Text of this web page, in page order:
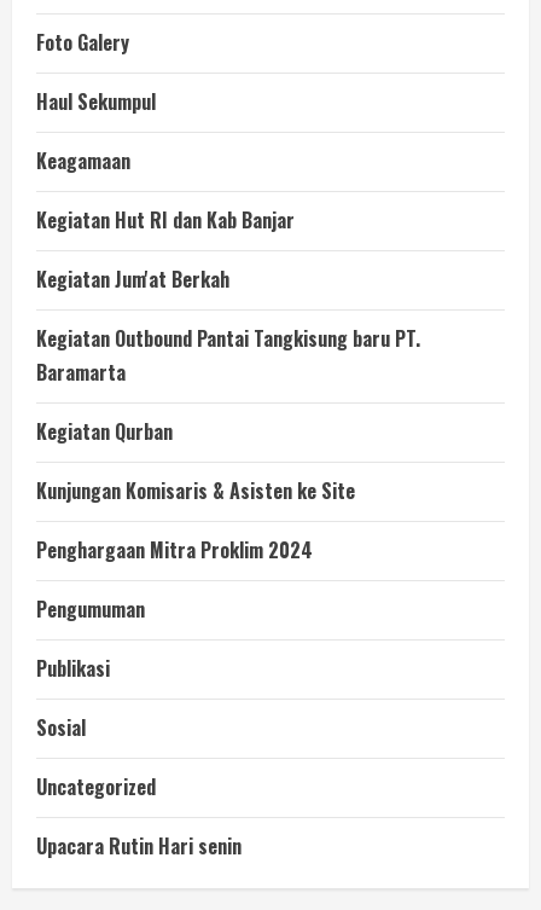
Foto Galery
Haul Sekumpul
Keagamaan
Kegiatan Hut RI dan Kab Banjar
Kegiatan Jum'at Berkah
Kegiatan Outbound Pantai Tangkisung baru PT.
Baramarta
Kegiatan Qurban
Kunjungan Komisaris & Asisten ke Site
Penghargaan Mitra Proklim 2024
Pengumuman
Publikasi
Sosial
Uncategorized
Upacara Rutin Hari senin